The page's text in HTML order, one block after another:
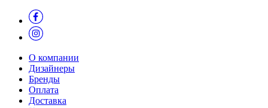
О компании
Дизайнеры
Бренды
Оплата
Доставка